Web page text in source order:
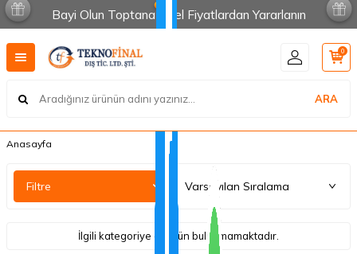
Bayi Olun Toptana Özel Fiyatlardan Yararlanın
ARA
0
Anasayfa
Filtre
İlgili kategoriye ait ürün bulunmamaktadır.